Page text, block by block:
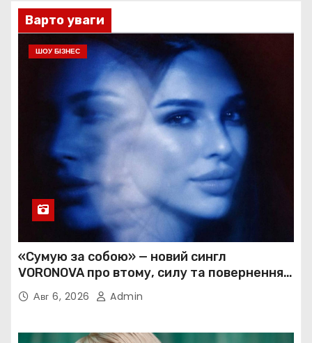
Варто уваги
ШОУ БІЗНЕС
«Сумую за собою» — новий сингл
VORONOVA про втому, силу та повернення
до себе
Авг 6, 2026 Admin